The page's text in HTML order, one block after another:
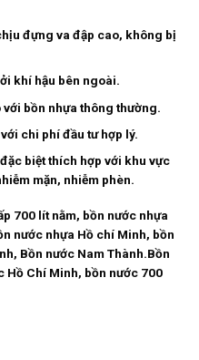
đựng va đập cao, không bị
khí hậu bên ngoài.
với bồn nhựa thông thường.
chi phí đầu tư hợp lý.
biệt thích hợp với khu vực
mặn, nhiễm phèn.
700 lít nằm, bồn nước nhựa
nước nhựa Hồ chí Minh, bồn
Bồn nước Nam Thành.Bồn
Hồ Chí Minh, bồn nước 700